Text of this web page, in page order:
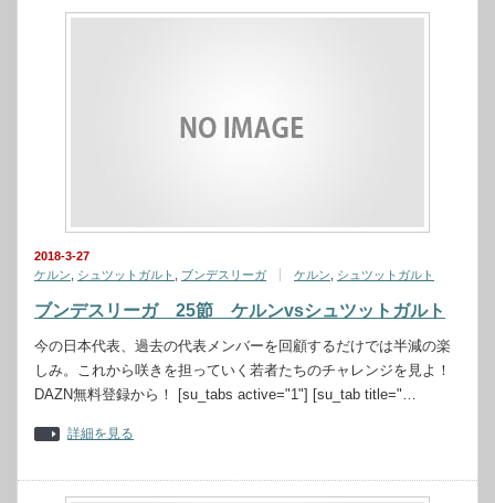
2018-3-27
ケルン
シュツットガルト ブンデスリーガ ケルン シュツットガルト
ブンデスリーガ 25節 ケルンvsシュツットガルト
今の日本代表、過去の代表メンバーを回顧するだけでは半減の楽
しみ。これから咲きを担っていく若者たちのチャレンジを見よ！
DAZN無料登録から！ [su_tabs active="1"] [su_tab title="…
詳細を見る